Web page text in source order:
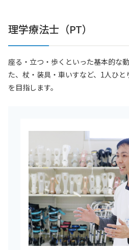
理学療法士（PT）
座る・立つ・歩くといった基本的な
た、杖・装具・車いすなど、1人ひ
を目指します。